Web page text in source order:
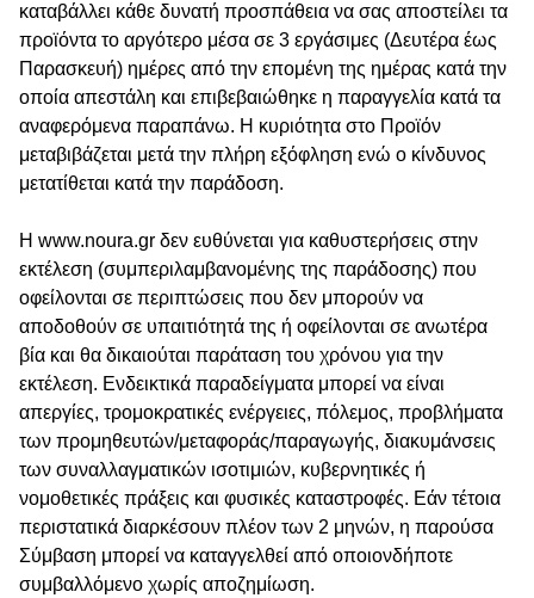
καταβάλλει κάθε δυνατή προσπάθεια να σας αποστείλει τα
προϊόντα το αργότερο μέσα σε 3 εργάσιμες (Δευτέρα έως
Παρασκευή) ημέρες από την επομένη της ημέρας κατά την
οποία απεστάλη και επιβεβαιώθηκε η παραγγελία κατά τα
αναφερόμενα παραπάνω. Η κυριότητα στο Προϊόν
μεταβιβάζεται μετά την πλήρη εξόφληση ενώ ο κίνδυνος
μετατίθεται κατά την παράδοση.
Η www.noura.gr δεν ευθύνεται για καθυστερήσεις στην
εκτέλεση (συμπεριλαμβανομένης της παράδοσης) που
οφείλονται σε περιπτώσεις που δεν μπορούν να
αποδοθούν σε υπαιτιότητά της ή οφείλονται σε ανωτέρα
βία και θα δικαιούται παράταση του χρόνου για την
εκτέλεση. Ενδεικτικά παραδείγματα μπορεί να είναι
απεργίες, τρομοκρατικές ενέργειες, πόλεμος, προβλήματα
των προμηθευτών/μεταφοράς/παραγωγής, διακυμάνσεις
των συναλλαγματικών ισοτιμιών, κυβερνητικές ή
νομοθετικές πράξεις και φυσικές καταστροφές. Εάν τέτοια
περιστατικά διαρκέσουν πλέον των 2 μηνών, η παρούσα
Σύμβαση μπορεί να καταγγελθεί από οποιονδήποτε
συμβαλλόμενο χωρίς αποζημίωση.